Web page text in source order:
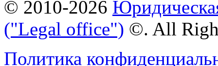
© 2010-2026
("Legal office") ©. All
Политика